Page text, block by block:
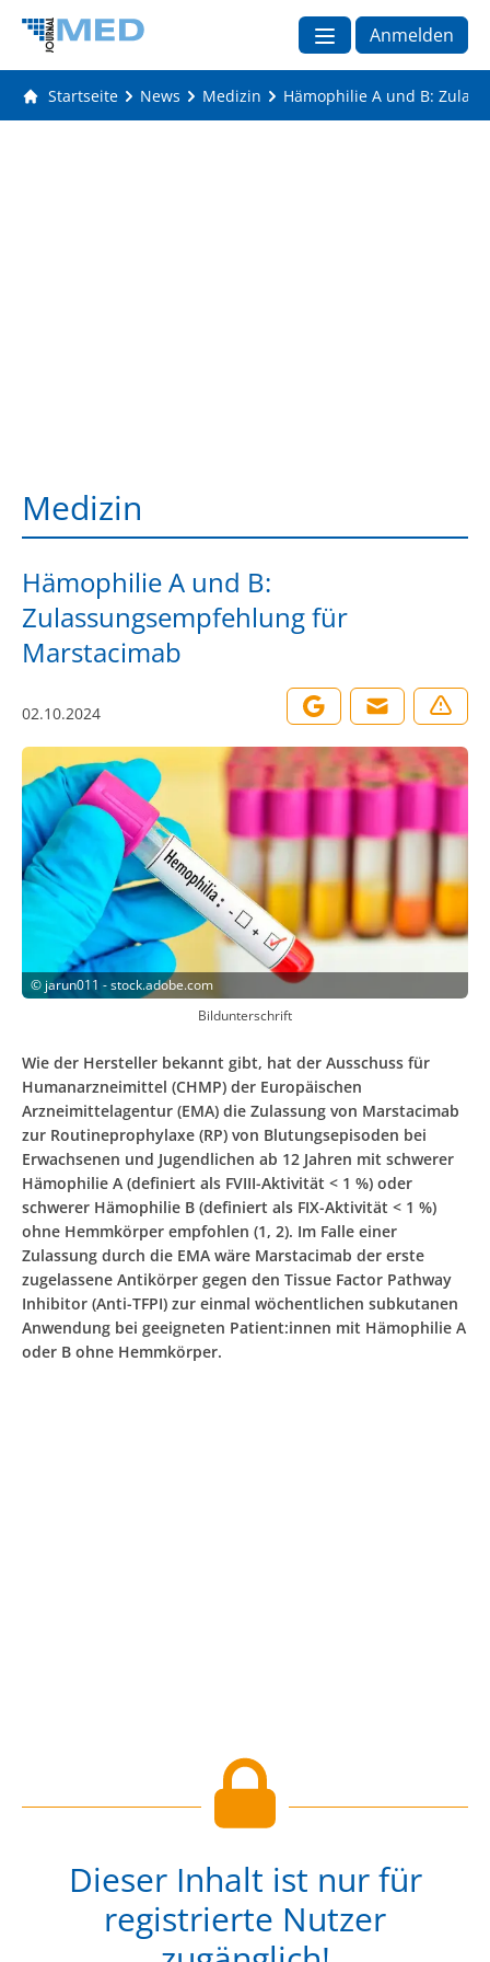
Anmelden
Startseite News Medizin Hämophilie A und B:
Medizin
Hämophilie A und B:
Zulassungsempfehlung für
Marstacimab
02.10.2024
© jarun011 - stock.adobe.com
Bildunterschrift
Wie der Hersteller bekannt gibt, hat der Ausschuss für
Humanarzneimittel (CHMP) der Europäischen
Arzneimittelagentur (EMA) die Zulassung von Marstacimab
zur Routineprophylaxe (RP) von Blutungsepisoden bei
Erwachsenen und Jugendlichen ab 12 Jahren mit schwerer
Hämophilie A (definiert als FVIII-Aktivität < 1 %) oder
schwerer Hämophilie B (definiert als FIX-Aktivität < 1 %)
ohne Hemmkörper empfohlen (1, 2). Im Falle einer
Zulassung durch die EMA wäre Marstacimab der erste
zugelassene Antikörper gegen den Tissue Factor Pathway
Inhibitor (Anti-TFPI) zur einmal wöchentlichen subkutanen
Anwendung bei geeigneten Patient:innen mit Hämophilie A
oder B ohne Hemmkörper.
Dieser Inhalt ist nur für
registrierte Nutzer